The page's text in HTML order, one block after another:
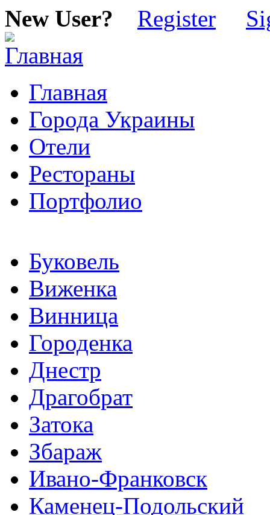
New User? Register
Главная
Города Украины
Отели
Рестораны
Портфолио
Буковель
Виженка
Винница
Городенка
Днестр
Драгобрат
Затока
Збараж
Ивано-Франковск
Каменец-Подольский